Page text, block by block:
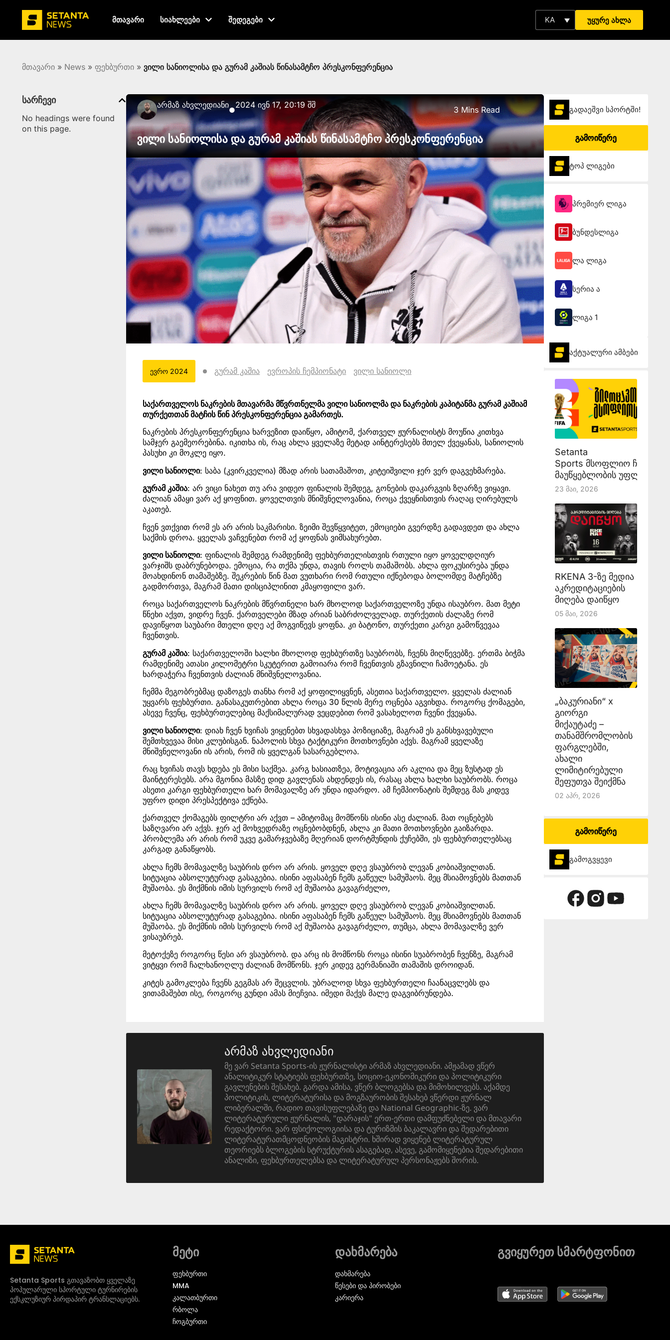
მთავარი სიახლეები შედეგები KA უყურე ახლა
მთავარი » News » ფეხბურთი » ვილი სანიოლისა და გურამ კაშიას წინასამტჩო პრესკონფერენცია
სარჩევი
No headings were found
on this page.
Არმაზ Ახვლედიანი●2024 ივნ 17, 20:19 შშ 3 Mins Read
ვილი სანიოლისა და გურამ კაშიას წინასამტჩო პრესკონფერენცია
ევრო 2024 გურამ კაშია ევროპის ჩემპიონატი ვილი სანიოლი
საქართველოს ნაკრების მთავარმა მწვრთნელმა ვილი სანიოლმა და ნაკრების კაპიტანმა გურამ კაშიამ
თურქეთთან მატჩის წინ პრესკონფერენცია გამართეს.
ნაკრების პრესკონფერენცია ხარვეზით დაიწყო, ამიტომ, ქართველ ჟურნალისტს მოუწია კითხვა
სამჯერ გაემეორებინა. იკითხა ის, რაც ახლა ყველაზე მეტად აინტერესებს მთელ ქვეყანას, სანიოლის
პასუხი კი მოკლე იყო.
ვილი სანიოლი: საბა (კვირკველია) მზად არის სათამაშოთ, კიტეიშვილი ჯერ ვერ დაგვეხმარება.
გურამ კაშია: არ ვიცი ნახეთ თუ არა ვიდეო ფინალის შემდეგ, გონების დაკარგვის ზღარზე ვიყავი.
ძალიან ამაყი ვარ აქ ყოფნით. ყოველთვის მნიშვნელოვანია, როცა ქვეყნისთვის რაღაც ღირებულს
აკათებ.
ჩვენ ვთქვით რომ ეს არ არის საკმარისი. ზეიმი შევწყვიტეთ, ემოციები გვერდზე გადავდეთ და ახლა
საქმის დროა. ყველას ვაჩვენებთ რომ აქ ყოფნას ვიმსახურებთ.
ვილი სანიოლი: ფინალის შემდეგ რამდენიმე ფეხბურთელისთვის რთული იყო ყოველდღიურ
ვარჯიშს დაბრუნებოდა. ემოცია, რა თქმა უნდა, თავის როლს თამაშობს. ახლა ფოკუსირება უნდა
მოახდინონ თამაშებზე. შეკრების წინ მათ ვუთხარი რომ რთული იქნებოდა ბოლომდე მატჩებზე
გადმორთვა, მაგრამ მათი დისციპლინით კმაყოფილი ვარ.
როცა საქართველოს ნაკრების მწვრთნელი ხარ მხოლოდ საქართველოზე უნდა ისაუბრო. მათ მეტი
წნეხი აქვთ, ვიდრე ჩვენ. ქართველები მზად არიან საბრძოლველად. თურქეთის ძალაზე რომ
დავიწყოთ საუბარი მთელი დღე აქ მოგვიწევს ყოფნა. კი ბატონო, თურქეთი კარგი გამოწვევაა
ჩვენთვის.
გურამ კაშია: საქართველოში ხალხი მხოლოდ ფეხბურთზე საუბრობს, ჩვენს მიღწევებზე. ერთმა ბიჭმა
რამდენიმე ათასი კილომეტრი სკუტერით გამოიარა რომ ჩვენთვის გზავნილი ჩამოეტანა. ეს
ხარდაჭერა ჩვენთვის ძალიან მნიშვნელოვანია.
ჩემმა მეგობრებმაც დაზოგეს თანხა რომ აქ ყოფილიყვნენ, ასეთია საქართველო. ყველას ძალიან
უყვარს ფეხბურთი. განასაკუთრებით ახლა როცა 30 წლის მერე ოცნება აგვიხდა. როგორც ქომაგები,
ასევე ჩვენც, ფეხბურთელებიც მაქსიმალურად ვეცდებით რომ ვასახელოთ ჩვენი ქვეყანა.
ვილი სანიოლი: დიახ ჩვენ ხვიჩას ვიყენებთ სხვადასხვა პოზიციაზე, მაგრამ ეს განსხვავებული
შემთხვევაა მისი კლუბისგან. ნაპოლის სხვა ტაქტიკური მოთხოვნები აქვს. მაგრამ ყველაზე
მნიშვნელოვანი ის არის, რომ ის ყველგან სასარგებლოა.
რაც ხვიჩას თავს ხდება ეს მისი საქმეა. კარგ ხასიათზეა, მოტივაცია არ აკლია და მეც ზუსტად ეს
მაინტერესებს. არა მგონია მასზე დიდ გავლენას ახდენდეს ის, რასაც ახლა ხალხი საუბრობს. როცა
ასეთი კარგი ფეხბურთელი ხარ მომავალზე არ უნდა იდარდო. ამ ჩემპიონატის შემდეგ მას კიდევ
უფრო დიდი პრესპექტივა ექნება.
ქართველ ქომაგებს ფილტრი არ აქვთ – ამიტომაც მომწონს ისინი ასე ძალიან. მათ ოცნებებს
საზღვარი არ აქვს. ჯერ აქ მოხვედრაზე ოცნებობდნენ, ახლა კი მათი მოთხოვნები გაიზარდა.
პრობლემა არ არის რომ უკვე გამარჯვებაზე მღერიან დორტმუნდის ქუჩებში, ეს ფეხბურთელებსაც
კარგად განაწყობს.
ახლა ჩემს მომავალზე საუბრის დრო არ არის. ყოველ დღე ვსაუბრობ ლევან კობიაშვილთან.
სიტუაცია აბსოლუტურად გასაგებია. ისინი აფასაბენ ჩემს გაწეულ სამუშაოს. მეც მსიამოვნებს მათთან
მუშაობა. ეს მიქმნის იმის სურვილს რომ აქ მუშაობა გავაგრძელო,
ახლა ჩემს მომავალზე საუბრის დრო არ არის. ყოველ დღე ვსაუბრობ ლევან კობიაშვილთან.
სიტუაცია აბსოლუტურად გასაგებია. ისინი აფასაბენ ჩემს გაწეულ სამუშაოს. მეც მსიამოვნებს მათთან
მუშაობა. ეს მიქმნის იმის სურვილს რომ აქ მუშაობა გავაგრძელო, თუმცა, ახლა მომავალზე ვერ
ვისაუბრებ.
მეტოქეზე როგორც წესი არ ვსაუბრობ. და არც ის მომწონს როცა ისინი სუაბრობენ ჩვენზე, მაგრამ
ვიტყვი რომ ჩალხანოღლუ ძალიან მომწონს. ჯერ კიდევ გერმანიაში თამაშის დროიდან.
კიტეს გამოკლება ჩვენს გეგმას არ შეცვლის. უბრალოდ სხვა ფეხბურთელი ჩაანაცვლებს და
ვითამაშებთ ისე, როგორც გუნდი ამას მიეჩვია. იმედი მაქვს მალე დაგვიბრუნდება.
არმაზ ახვლედიანი
მე ვარ Setanta Sports-ის ჟურნალისტი არმაზ ახვლედიანი. ამჟამად ვწერ
ანალიტიკურ სტატიებს ფეხბურთზე, სოციო-ეკონომიკური და პოლიტიკური
გავლენების შესახებ. გარდა ამისა, ვწერ ბლოგებსა და მიმოხილვებს. აქამდე
პოლიტიკის, ლიტერატურისა და მოგზაურობის შესახებ ვწერდი ჟურნალ
ლიბერალში, რადიო თავისუფლებაზე და National Geographic-ზე. ვარ
ლიტერატურული ჟურნალის, "დარაჯის" ერთ-ერთი დამფუძნებელი და მთავარი
რედაქტორი. ვარ ფსიქოლოგიისა და ტურიზმის ბაკალავრი და შედარებითი
ლიტერატურათმცოდნეობის მაგისტრი. ხშირად ვიყენებ ლიტერატურულ
თეორიებს ბლოგების სტრუქტურის ასაგებად, ასევე, გამომიყენებია შედარებითი
ანალიზი, ფეხბურთელებსა და ლიტერატურულ პერსონაჟებს შორის.
გადაეშვი სპორტში!
გამოიწერე
ტოპ ლიგები
პრემიერ ლიგა
ბუნდესლიგა
ლა ლიგა
სერია ა
ლიგა 1
აქტუალური ამბები
Setanta
Sports მსოფლიო
მაუწყებლობის უფლებას
23 Მაი, 2026
RKENA 3-ზე მედია
აკრედიტაციების
მიღება დაიწყო
05 Მაი, 2026
„ბაკურიანი“ x
გიორგი
მიქაუტაძე –
თანამშრომლობის
ფარგლებში,
ახალი
ლიმიტირებული
შეფუთვა შეიქმნა
02 Აპრ, 2026
გამოიწერე
გამოგვყევი
Setanta Sports გთავაზობთ ყველაზე
პოპულარული სპორტული ტურნირების
ექსკლუზიურ პირდაპირ ტრანსლაციებს.
მეტი
ᲤᲔᲮᲑᲣᲠᲗᲘ
MMA
ᲙᲐᲚᲐᲗᲑᲣᲠᲗᲘ
ᲠᲑᲝᲚᲐ
ᲩᲝᲒᲑᲣᲠᲗᲘ
დახმარება
დახმარება
წესები და პირობები
კარიერა
გვიყურეთ სმარტფონით